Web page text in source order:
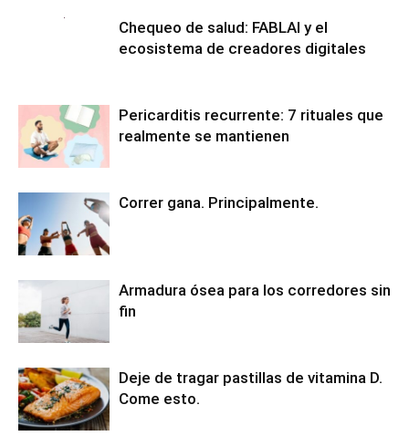
Chequeo de salud: FABLAI y el
ecosistema de creadores digitales
Pericarditis recurrente: 7 rituales que
realmente se mantienen
Correr gana. Principalmente.
Armadura ósea para los corredores sin
fin
Deje de tragar pastillas de vitamina D.
Come esto.